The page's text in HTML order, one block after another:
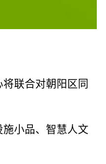
联合对朝阳区同
小品、智慧人文